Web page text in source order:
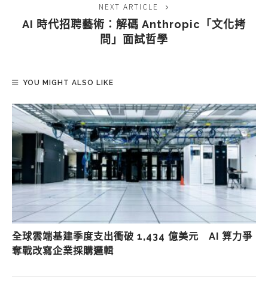
NEXT ARTICLE
AI 時代招聘藝術：解碼 Anthropic「文化拷
問」面試哲學
YOU MIGHT ALSO LIKE
全球雲端基建季度支出衝破 1,434 億美元 AI 算力爭
奪戰改寫企業採購邏輯